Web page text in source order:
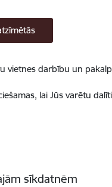
vietnes darbību un
lai Jūs varētu
sīkdatnēm